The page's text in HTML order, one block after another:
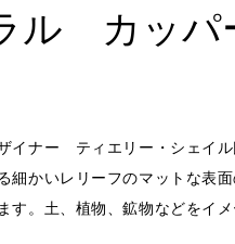
ル カッ
イナー ティエリー・シェイ
細かいレリーフのマットな表
す。土、植物、鉱物などをイ